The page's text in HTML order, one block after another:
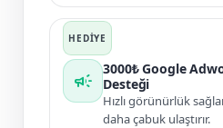
campaign
3000₺ Google
Desteği
Hızlı görünürlük
daha çabuk ulaştırır.